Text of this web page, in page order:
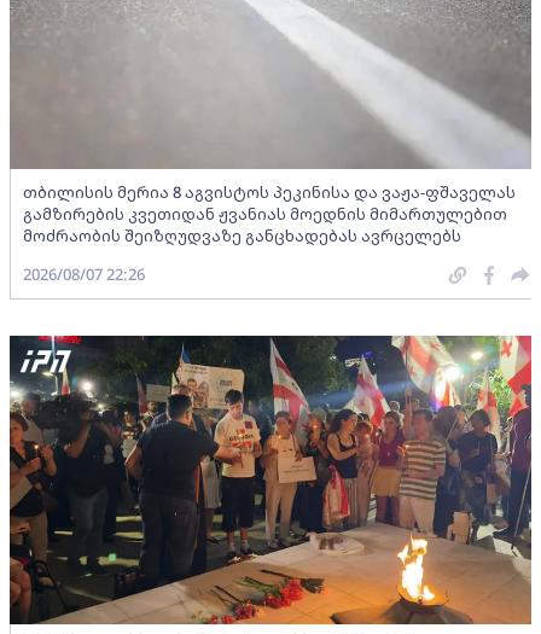
თბილისის მერია 8 აგვისტოს პეკინისა და ვაჟა-ფშაველას
გამზირების კვეთიდან ჟვანიას მოედნის მიმართულებით
მოძრაობის შეიზღუდვაზე განცხადებას ავრცელებს
2026/08/07 22:26